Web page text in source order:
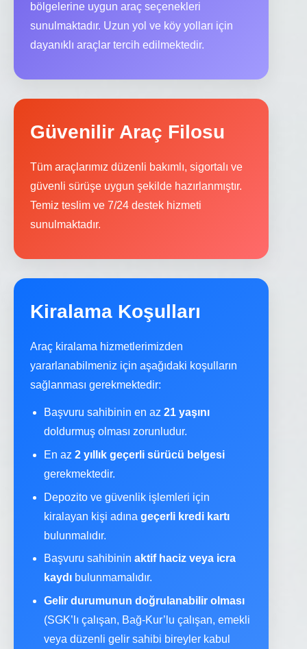
bölgelerine uygun araç seçenekleri
sunulmaktadır. Uzun yol ve köy yolları için
dayanıklı araçlar tercih edilmektedir.
Güvenilir Araç Filosu
Tüm araçlarımız düzenli bakımlı, sigortalı ve
güvenli sürüşe uygun şekilde hazırlanmıştır.
Temiz teslim ve 7/24 destek hizmeti
sunulmaktadır.
Kiralama Koşulları
Araç kiralama hizmetlerimizden
yararlanabilmeniz için aşağıdaki koşulların
sağlanması gerekmektedir:
Başvuru sahibinin en az 21 yaşını
doldurmuş olması zorunludur.
En az 2 yıllık geçerli sürücü belgesi
gerekmektedir.
Depozito ve güvenlik işlemleri için
kiralayan kişi adına geçerli kredi kartı
bulunmalıdır.
Başvuru sahibinin aktif haciz veya icra
kaydı bulunmamalıdır.
Gelir durumunun doğrulanabilir olması
(SGK’lı çalışan, Bağ-Kur’lu çalışan, emekli
veya düzenli gelir sahibi bireyler kabul